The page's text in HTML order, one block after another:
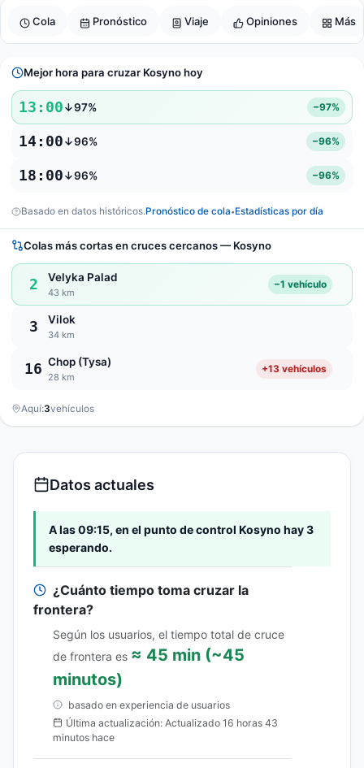
Cola Pronóstico Viaje Opiniones Más
Mejor hora para cruzar Kosyno hoy
13:00↓97% −97%
14:00↓96% −96%
18:00↓96% −96%
Basado en datos históricos.Pronóstico de cola•Estadísticas por día
Colas más cortas en cruces cercanos — Kosyno
2 Velyka Palad
43 km
−1 vehículo
3 Vilok
34 km
16 Chop (Tysa)
28 km
+13 vehículos
Aquí:3vehículos
Datos actuales
A las 09:15, en el punto de control Kosyno hay 3
esperando.
¿Cuánto tiempo toma cruzar la
frontera?
Según los usuarios, el tiempo total de cruce
de frontera es ≈ 45 min (~45
minutos)
basado en experiencia de usuarios
Última actualización: Actualizado 16 horas 43
minutos hace